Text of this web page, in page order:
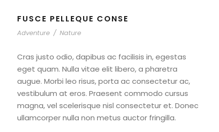
FUSCE PELLEQUE CONSE
Adventure / Nature
Cras justo odio, dapibus ac facilisis in, egestas
eget quam. Nulla vitae elit libero, a pharetra
augue. Morbi leo risus, porta ac consectetur ac,
vestibulum at eros. Praesent commodo cursus
magna, vel scelerisque nisl consectetur et. Donec
ullamcorper nulla non metus auctor fringilla.